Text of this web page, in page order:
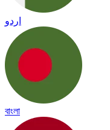
اردو
বাংলা